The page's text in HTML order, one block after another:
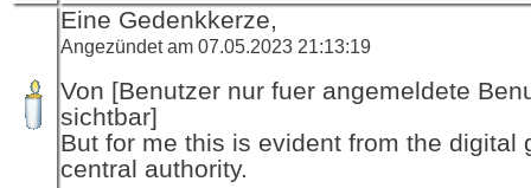
Eine Gedenkkerze,
Angezündet am 07.05.2023 21:13:19
Von [Benutzer nur fuer angemeldete
sichtbar]
But for me this is evident from the digital
central authority.